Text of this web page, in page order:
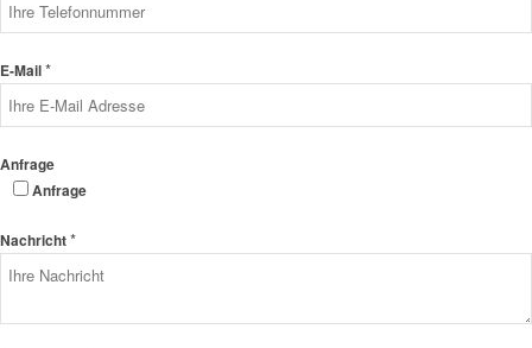
E-Mail*
Anfrage
Anfrage
Nachricht*